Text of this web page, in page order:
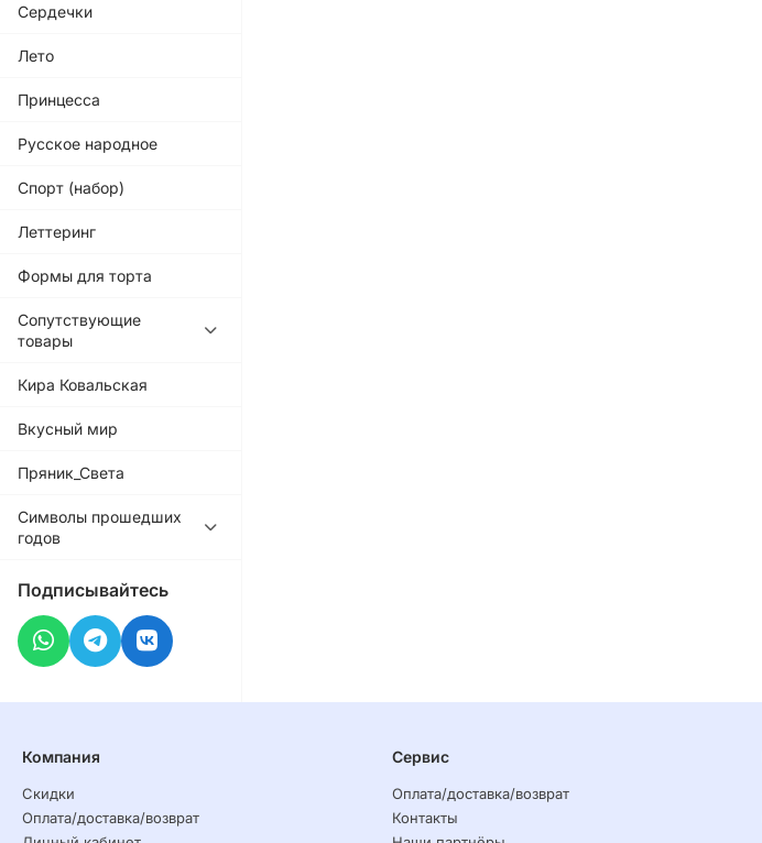
Сердечки
Лето
Принцесса
Русское народное
Спорт (набор)
Леттеринг
Формы для торта
Сопутствующие
товары
Кира Ковальская
Вкусный мир
Пряник_Света
Символы прошедших
годов
Подписывайтесь
Компания
Скидки
Оплата/доставка/возврат
Сервис
Оплата/доставка/возврат
Контакты